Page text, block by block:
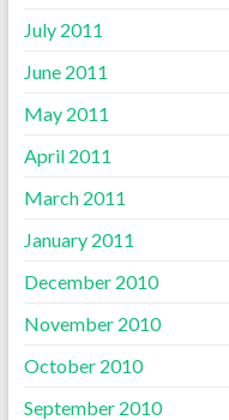
July 2011
June 2011
May 2011
April 2011
March 2011
January 2011
December 2010
November 2010
October 2010
September 2010